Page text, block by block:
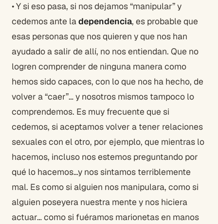
• Y si eso pasa, si nos dejamos “manipular” y
cedemos ante ladependencia, es probable que
esas personas que nos quieren y que nos han
ayudado a salir de allí, no nos entiendan. Que no
logren comprender de ninguna manera como
hemos sido capaces, con lo que nos ha hecho, de
volver a “caer”… y nosotros mismos tampoco lo
comprendemos. Es muy frecuente que si
cedemos, si aceptamos volver a tener relaciones
sexuales con el otro, por ejemplo, que mientras lo
hacemos, incluso nos estemos preguntando por
qué lo hacemos…y nos sintamos terriblemente
mal. Es como si alguien nos manipulara, como si
alguien poseyera nuestra mente y nos hiciera
actuar… como si fuéramos marionetas en manos